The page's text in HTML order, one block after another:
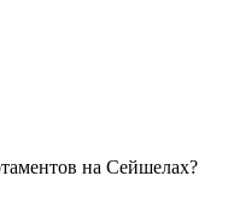
на Сейшелах?